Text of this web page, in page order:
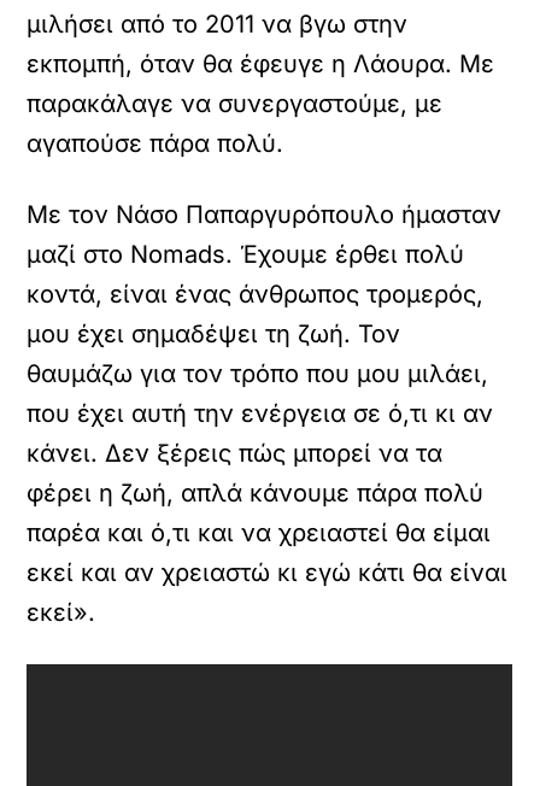
μιλήσει από το 2011 να βγω στην
εκπομπή, όταν θα έφευγε η Λάουρα. Με
παρακάλαγε να συνεργαστούμε, με
αγαπούσε πάρα πολύ.
Με τον Νάσο Παπαργυρόπουλο ήμασταν
μαζί στο Nomads. Έχουμε έρθει πολύ
κοντά, είναι ένας άνθρωπος τρομερός,
μου έχει σημαδέψει τη ζωή. Τον
θαυμάζω για τον τρόπο που μου μιλάει,
που έχει αυτή την ενέργεια σε ό,τι κι αν
κάνει. Δεν ξέρεις πώς μπορεί να τα
φέρει η ζωή, απλά κάνουμε πάρα πολύ
παρέα και ό,τι και να χρειαστεί θα είμαι
εκεί και αν χρειαστώ κι εγώ κάτι θα είναι
εκεί».